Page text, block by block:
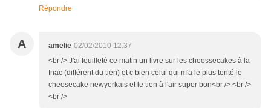
Répondre
A amelie 02/02/2010 12:37
<br /> J'ai feuilleté ce matin un livre sur les cheessecakes à la
fnac (différent du tien) et c bien celui qui m'a le plus tenté le
cheesecake newyorkais et le tien à l'air super bon<br /> <br />
<br />